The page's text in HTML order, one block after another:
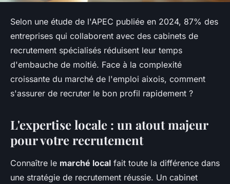
Selon une étude de l'APEC publiée en 2024, 87% des
entreprises qui collaborent avec des cabinets de
recrutement spécialisés réduisent leur temps
d'embauche de moitié. Face à la complexité
croissante du marché de l'emploi aixois, comment
s'assurer de recruter le bon profil rapidement ?
L'expertise locale : un atout majeur
pour votre recrutement
Connaître le marché local fait toute la différence dans
une stratégie de recrutement réussie. Un cabinet